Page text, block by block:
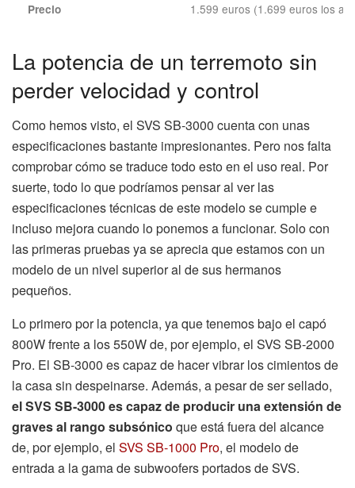
Precio 1.599 euros (1.699 euros los
La potencia de un terremoto sin
perder velocidad y control
Como hemos visto, el SVS SB-3000 cuenta con unas
especificaciones bastante impresionantes. Pero nos falta
comprobar cómo se traduce todo esto en el uso real. Por
suerte, todo lo que podríamos pensar al ver las
especificaciones técnicas de este modelo se cumple e
incluso mejora cuando lo ponemos a funcionar. Solo con
las primeras pruebas ya se aprecia que estamos con un
modelo de un nivel superior al de sus hermanos
pequeños.
Lo primero por la potencia, ya que tenemos bajo el capó
800W frente a los 550W de, por ejemplo, el SVS SB-2000
Pro. El SB-3000 es capaz de hacer vibrar los cimientos de
la casa sin despeinarse. Además, a pesar de ser sellado,
el SVS SB-3000 es capaz de producir una extensión de
graves al rango subsónico que está fuera del alcance
de, por ejemplo, el SVS SB-1000 Pro, el modelo de
entrada a la gama de subwoofers portados de SVS.